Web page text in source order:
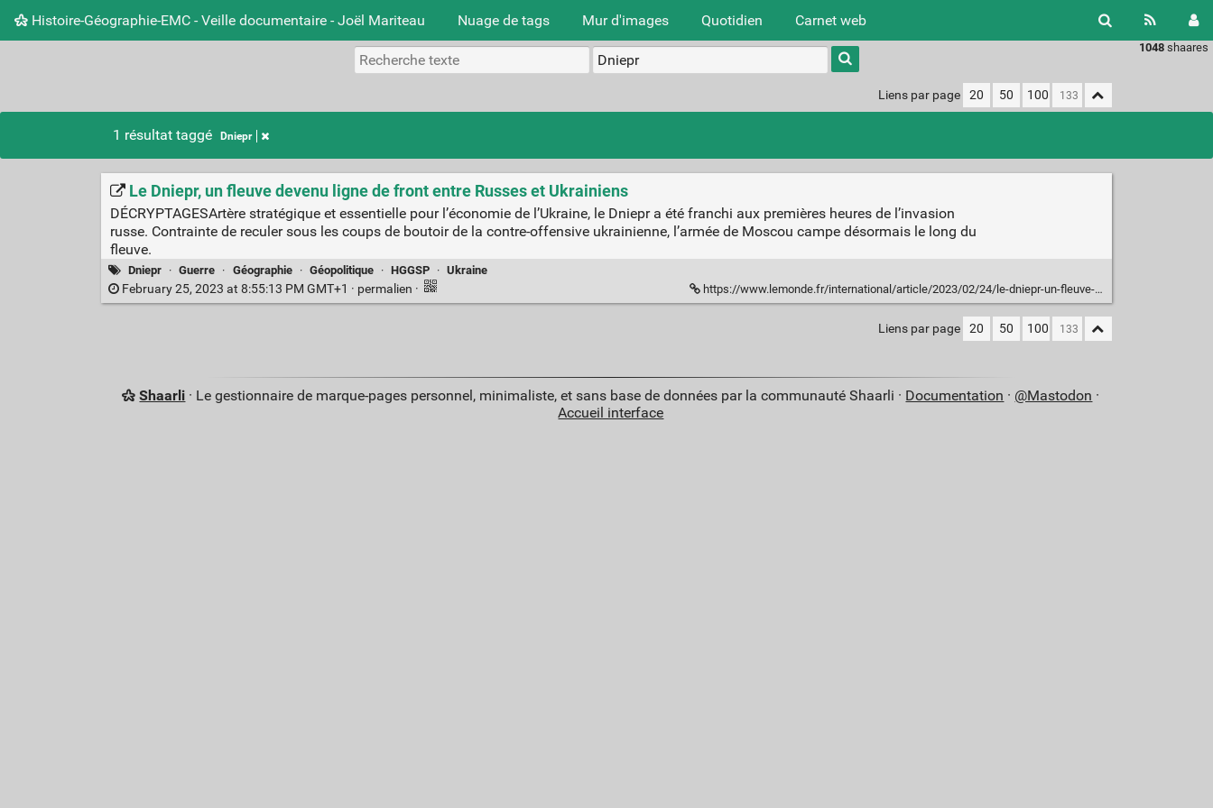
Histoire-Géographie-EMC - Veille documentaire - Joël Mariteau Nuage de tags Mur d'images Quotidien Carnet web
1048 shaares
Type 1 or
more
charactersLiens par page 20 50 100
1 résultat taggé Dniepr
Le Dniepr, un fleuve devenu ligne de front entre Russes et Ukrainiens
DÉCRYPTAGESArtère stratégique et essentielle pour l’économie de l’Ukraine, le Dniepr a été franchi aux premières heures de l’invasion
russe. Contrainte de reculer sous les coups de boutoir de la contre-offensive ukrainienne, l’armée de Moscou campe désormais le long du
fleuve.
Dniepr · Guerre · Géographie · Géopolitique · HGGSP · Ukraine
February 25, 2023 at 8:55:13 PM GMT+1 · permalien · https://www.lemonde.fr/international/article/2023/02/24/le-dniepr-un-fleuve-devenu-ligne-de-front-entre-russes-et-ukrainiens_6163208_3210.html
Liens par page 20 50 100
Shaarli · Le gestionnaire de marque-pages personnel, minimaliste, et sans base de données par la communauté Shaarli · Documentation · @Mastodon ·
Accueil interface